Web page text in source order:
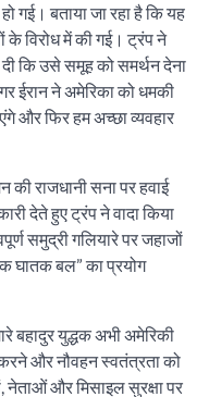
गई। बताया जा रहा है कि यह
के विरोध में की गई। ट्रंप ने
कि उसे समूह को समर्थन देना
ईरान ने अमेरिका को धमकी
और फिर हम अच्छा व्यवहार
की राजधानी सना पर हवाई
देते हुए ट्रंप ने वादा किया
समुद्री गलियारे पर जहाजों
घातक बल” का प्रयोग
बहादुर युद्धक अभी अमेरिकी
करने और नौवहन स्वतंत्रता को
और मिसाइल सुरक्षा पर